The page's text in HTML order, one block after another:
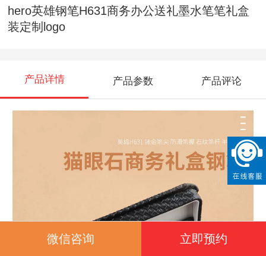
hero英雄钢笔H631商务办公送礼墨水笔笔礼盒
装定制logo
产品详情 产品参数 产品评论
微信咨询 立即预约